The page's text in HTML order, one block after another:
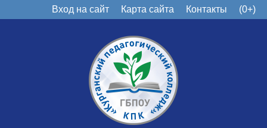
Вход на сайт Карта сайта Контакты (0+)